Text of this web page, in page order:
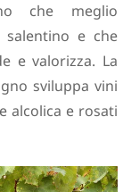
che meglio
e che
e valorizza. La
sviluppa vini
alcolica e rosati